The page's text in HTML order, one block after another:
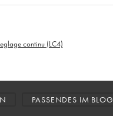
continu (LC4)
PASSENDES IM BLOG